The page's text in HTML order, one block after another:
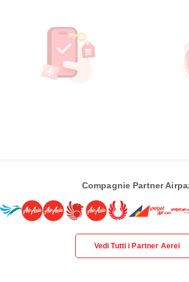
Compagnie Partner
Vedi Tutti i Partner Aerei